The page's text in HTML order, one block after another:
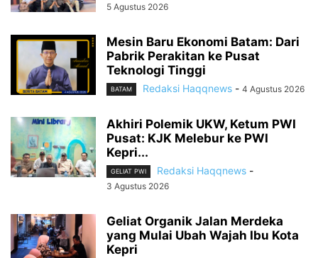
5 Agustus 2026
Mesin Baru Ekonomi Batam: Dari
Pabrik Perakitan ke Pusat
Teknologi Tinggi
BATAM Redaksi Haqqnews - 4 Agustus 2026
Akhiri Polemik UKW, Ketum PWI
Pusat: KJK Melebur ke PWI
Kepri...
GELIAT PWI Redaksi Haqqnews -
3 Agustus 2026
Geliat Organik Jalan Merdeka
yang Mulai Ubah Wajah Ibu Kota
Kepri